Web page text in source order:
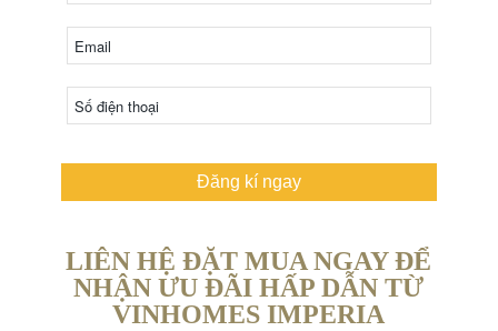
Đăng kí ngay
LIÊN HỆ ĐẶT MUA NGAY ĐỂ
NHẬN ƯU ĐÃI HẤP DẪN TỪ
VINHOMES IMPERIA